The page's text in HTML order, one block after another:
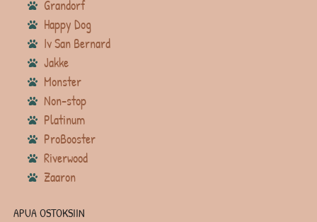
Grandorf
Happy Dog
Iv San Bernard
Jakke
Monster
Non-stop
Platinum
ProBooster
Riverwood
Zaaron
APUA OSTOKSIIN